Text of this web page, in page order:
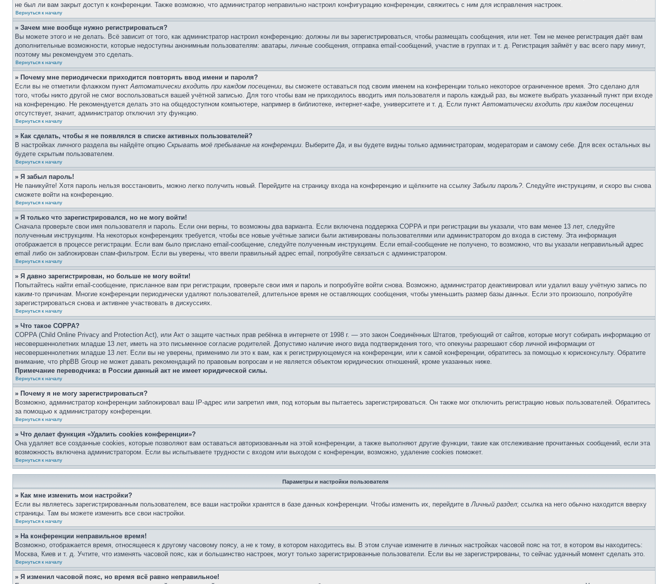
не был ли вам закрыт доступ к конференции. Также возможно, что администратор неправильно настроил конфигурацию конференции, свяжитесь с ним для исправления настроек.
Вернуться к началу
» Зачем мне вообще нужно регистрироваться?
Вы можете этого и не делать. Всё зависит от того, как администратор настроил конференцию: должны ли вы зарегистрироваться, чтобы размещать сообщения, или нет. Тем не менее регистрация даёт вам
дополнительные возможности, которые недоступны анонимным пользователям: аватары, личные сообщения, отправка email-сообщений, участие в группах и т. д. Регистрация займёт у вас всего пару минут,
поэтому мы рекомендуем это сделать.
Вернуться к началу
» Почему мне периодически приходится повторять ввод имени и пароля?
Если вы не отметили флажком пунктАвтоматически входить при каждом посещении, вы сможете оставаться под своим именем на конференции только некоторое ограниченное время. Это сделано для
того, чтобы никто другой не смог воспользоваться вашей учётной записью. Для того чтобы вам не приходилось вводить имя пользователя и пароль каждый раз, вы можете выбрать указанный пункт при входе
на конференцию. Не рекомендуется делать это на общедоступном компьютере, например в библиотеке, интернет-кафе, университете и т. д. Если пунктАвтоматически входить при каждом посещении
отсутствует, значит, администратор отключил эту функцию.
Вернуться к началу
» Как сделать, чтобы я не появлялся в списке активных пользователей?
В настройках личного раздела вы найдёте опцию Скрывать моё пребывание на конференции. ВыберитеДа, и вы будете видны только администраторам, модераторам и самому себе. Для всех остальных вы
будете скрытым пользователем.
Вернуться к началу
» Я забыл пароль!
Не паникуйте! Хотя пароль нельзя восстановить, можно легко получить новый. Перейдите на страницу входа на конференцию и щёлкните на ссылку Забыли пароль?. Следуйте инструкциям, и скоро вы снова
сможете войти на конференцию.
Вернуться к началу
» Я только что зарегистрировался, но не могу войти!
Сначала проверьте свои имя пользователя и пароль. Если они верны, то возможны два варианта. Если включена поддержка COPPA и при регистрации вы указали, что вам менее 13 лет, следуйте
полученным инструкциям. На некоторых конференциях требуется, чтобы все новые учётные записи были активированы пользователями или администратором до входа в систему. Эта информация
отображается в процессе регистрации. Если вам было прислано email-сообщение, следуйте полученным инструкциям. Если email-сообщение не получено, то возможно, что вы указали неправильный адрес
email либо он заблокирован спам-фильтром. Если вы уверены, что ввели правильный адрес email, попробуйте связаться с администратором.
Вернуться к началу
» Я давно зарегистрирован, но больше не могу войти!
Попытайтесь найти email-сообщение, присланное вам при регистрации, проверьте свои имя и пароль и попробуйте войти снова. Возможно, администратор деактивировал или удалил вашу учётную запись по
каким-то причинам. Многие конференции периодически удаляют пользователей, длительное время не оставляющих сообщения, чтобы уменьшить размер базы данных. Если это произошло, попробуйте
зарегистрироваться снова и активнее участвовать в дискуссиях.
Вернуться к началу
» Что такое COPPA?
COPPA (Child Online Privacy and Protection Act), или Акт о защите частных прав ребёнка в интернете от 1998 г. — это закон Соединённых Штатов, требующий от сайтов, которые могут собирать информацию от
несовершеннолетних младше 13 лет, иметь на это письменное согласие родителей. Допустимо наличие иного вида подтверждения того, что опекуны разрешают сбор личной информации от
несовершеннолетних младше 13 лет. Если вы не уверены, применимо ли это к вам, как к регистрирующемуся на конференции, или к самой конференции, обратитесь за помощью к юрисконсульту. Обратите
внимание, что phpBB Group не может давать рекомендаций по правовым вопросам и не является объектом юридических отношений, кроме указанных ниже.
Примечание переводчика: в России данный акт не имеет юридической силы.
Вернуться к началу
» Почему я не могу зарегистрироваться?
Возможно, администратор конференции заблокировал ваш IP-адрес или запретил имя, под которым вы пытаетесь зарегистрироваться. Он также мог отключить регистрацию новых пользователей. Обратитесь
за помощью к администратору конференции.
Вернуться к началу
» Что делает функция «Удалить cookies конференции»?
Она удаляет все созданные cookies, которые позволяют вам оставаться авторизованным на этой конференции, а также выполняют другие функции, такие как отслеживание прочитанных сообщений, если эта
возможность включена администратором. Если вы испытываете трудности с входом или выходом с конференции, возможно, удаление cookies поможет.
Вернуться к началу
Параметры и настройки пользователя
» Как мне изменить мои настройки?
Если вы являетесь зарегистрированным пользователем, все ваши настройки хранятся в базе данных конференции. Чтобы изменить их, перейдите вЛичный раздел; ссылка на него обычно находится вверху
страницы. Там вы можете изменить все свои настройки.
Вернуться к началу
» На конференции неправильное время!
Возможно, отображается время, относящееся к другому часовому поясу, а не к тому, в котором находитесь вы. В этом случае измените в личных настройках часовой пояс на тот, в котором вы находитесь:
Москва, Киев и т. д. Учтите, что изменять часовой пояс, как и большинство настроек, могут только зарегистрированные пользователи. Если вы не зарегистрированы, то сейчас удачный момент сделать это.
Вернуться к началу
» Я изменил часовой пояс, но время всё равно неправильное!